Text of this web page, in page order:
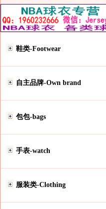
鞋类-Footwear
自主品牌-Own brand
包包-bags
手表-watch
服装类-Clothing